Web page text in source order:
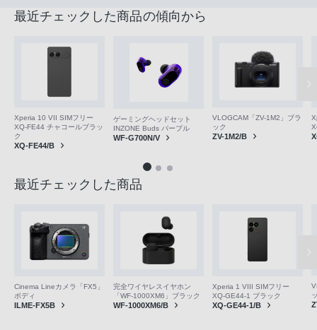
最近チェックした商品の傾向から
Xperia 10 VII SIMフリー
XQ-FE44 チャコールブラッ
ク
XQ-FE44/B
ゲーミングヘッドセット
INZONE Buds パープル
WF-G700N/V
VLOGCAM「ZV-1M2」ブラ
ック
ZV-1M2/B
最近チェックした商品
Cinema Lineカメラ「FX5」
ボディ
ILME-FX5B
完全ワイヤレスイヤホン
「WF-1000XM6」ブラック
WF-1000XM6/B
Xperia 1 VIII SIMフリー
XQ-GE44-1 ブラック
XQ-GE44-1/B